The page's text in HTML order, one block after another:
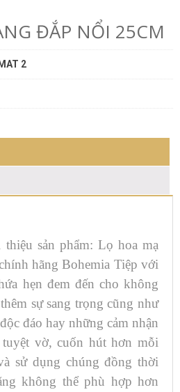
ĐẮP NỔI 25CM
2
sản phẩm: Lọ hoa mạ
hãng Bohemia Tiệp với
hẹn đem đến cho không
sự sang trọng cũng như
đáo hay những cảm nhận
vờ, cuốn hút hơn mỗi
sử dụng chúng đồng thời
không thể phù hợp hơn